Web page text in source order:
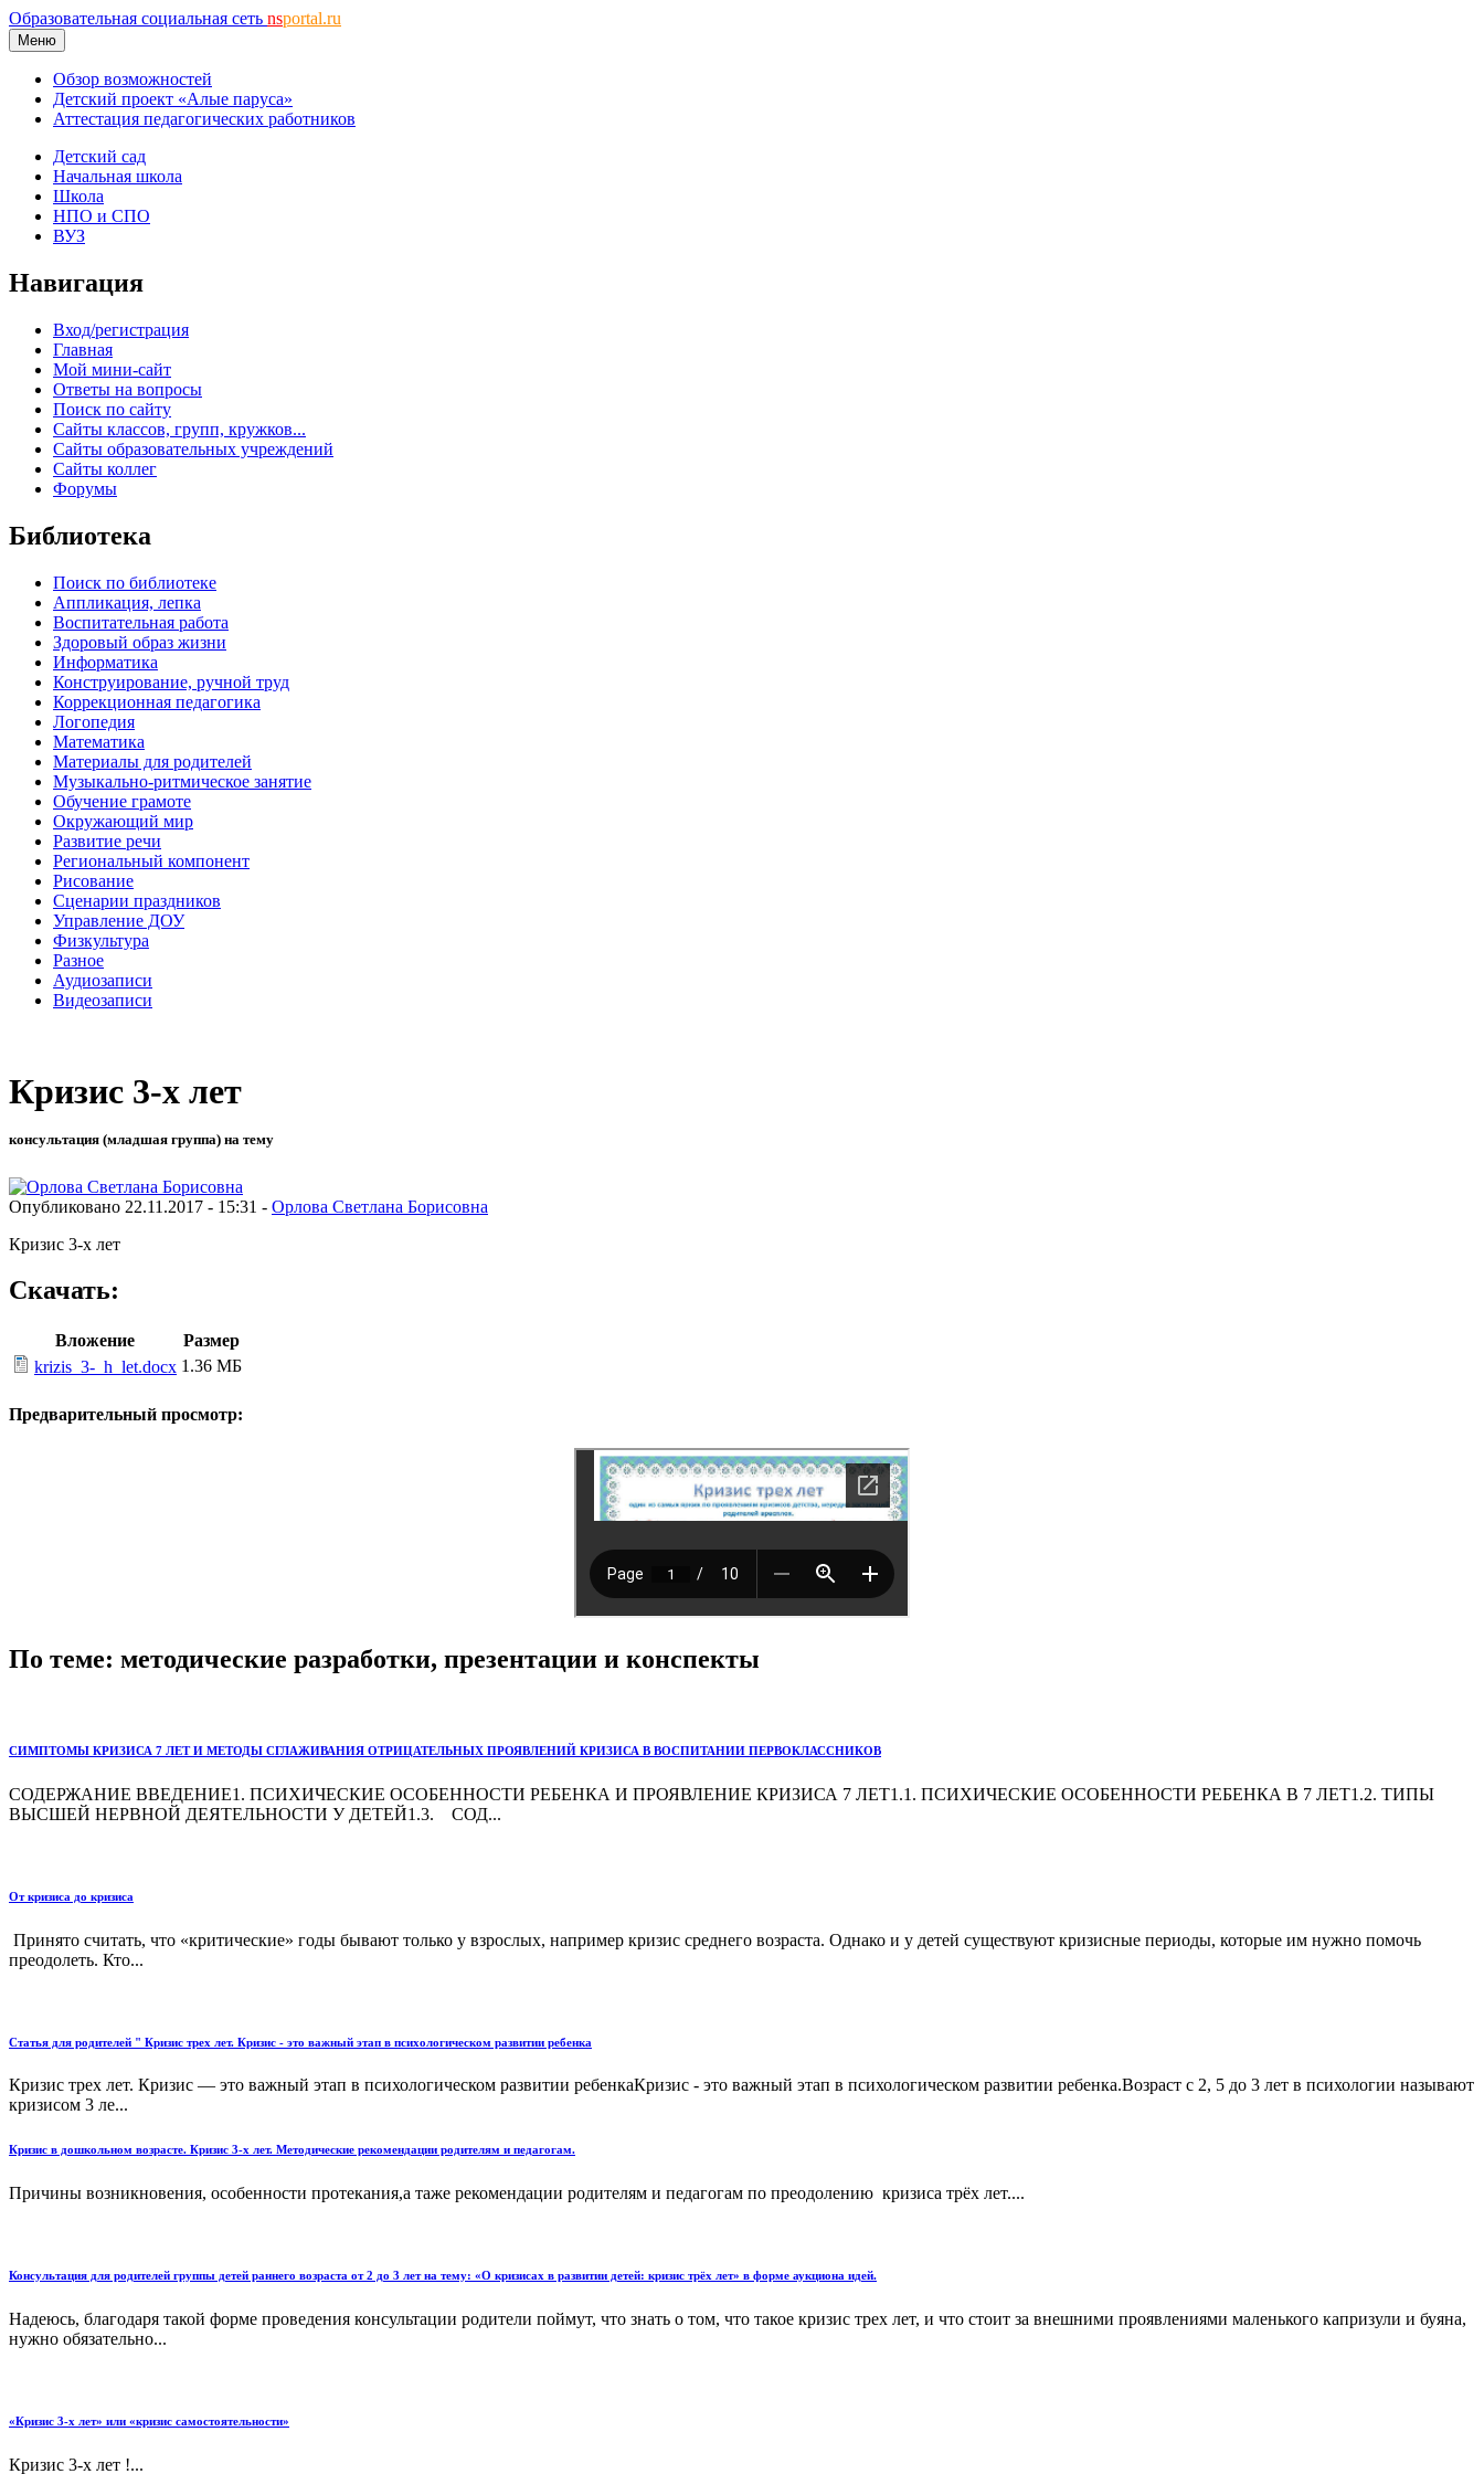
Образовательная социальная сеть nsportal.ru
Меню
Обзор возможностей
Детский проект «Алые паруса»
Аттестация педагогических работников
Детский сад
Начальная школа
Школа
НПО и СПО
ВУЗ
Навигация
Вход/регистрация
Главная
Мой мини-сайт
Ответы на вопросы
Поиск по сайту
Сайты классов, групп, кружков...
Сайты образовательных учреждений
Сайты коллег
Форумы
Библиотека
Поиск по библиотеке
Аппликация, лепка
Воспитательная работа
Здоровый образ жизни
Информатика
Конструирование, ручной труд
Коррекционная педагогика
Логопедия
Математика
Материалы для родителей
Музыкально-ритмическое занятие
Обучение грамоте
Окружающий мир
Развитие речи
Региональный компонент
Рисование
Сценарии праздников
Управление ДОУ
Физкультура
Разное
Аудиозаписи
Видеозаписи
Кризис 3-х лет
консультация (младшая группа) на тему
Опубликовано 22.11.2017 - 15:31 - Орлова Светлана Борисовна
Кризис 3-х лет
Скачать:
Вложение
Размер
krizis_3-_h_let.docx 1.36 МБ
Предварительный просмотр:
По теме: методические разработки, презентации и конспекты
СИМПТОМЫ КРИЗИСА 7 ЛЕТ И МЕТОДЫ СГЛАЖИВАНИЯ ОТРИЦАТЕЛЬНЫХ ПРОЯВЛЕНИЙ КРИЗИСА В ВОСПИТАНИИ ПЕРВОКЛАССНИКОВ
СОДЕРЖАНИЕ ВВЕДЕНИЕ1. ПСИХИЧЕСКИЕ ОСОБЕННОСТИ РЕБЕНКА И ПРОЯВЛЕНИЕ КРИЗИСА 7 ЛЕТ1.1. ПСИХИЧЕСКИЕ ОСОБЕННОСТИ РЕБЕНКА В 7 ЛЕТ1.2. ТИПЫ
ВЫСШЕЙ НЕРВНОЙ ДЕЯТЕЛЬНОСТИ У ДЕТЕЙ1.3. СОД...
От кризиса до кризиса
Принято считать, что «критические» годы бывают только у взрослых, например кризис среднего возраста. Однако и у детей существуют кризисные периоды, которые им нужно помочь
преодолеть. Кто...
Статья для родителей " Кризис трех лет. Кризис - это важный этап в психологическом развитии ребенка
Кризис трех лет. Кризис — это важный этап в психологическом развитии ребенкаКризис - это важный этап в психологическом развитии ребенка.Возраст с 2, 5 до 3 лет в психологии называют
кризисом 3 ле...
Кризис в дошкольном возрасте. Кризис 3-х лет. Методические рекомендации родителям и педагогам.
Причины возникновения, особенности протекания,а таже рекомендации родителям и педагогам по преодолению кризиса трёх лет....
Консультация для родителей группы детей раннего возраста от 2 до 3 лет на тему: «О кризисах в развитии детей: кризис трёх лет» в форме аукциона идей.
Надеюсь, благодаря такой форме проведения консультации родители поймут, что знать о том, что такое кризис трех лет, и что стоит за внешними проявлениями маленького капризули и буяна,
нужно обязательно...
«Кризис 3-х лет» или «кризис самостоятельности»
Кризис 3-х лет !...